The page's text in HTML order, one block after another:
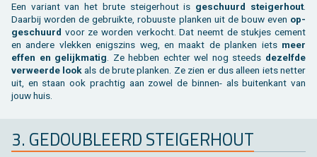
Een va­ri­ant van het brute stei­ger­hout is ge­schuurd stei­ger­hout.
Daar­bij wor­den de ge­bruik­te, ro­buus­te plan­ken uit de bouw even op­
ge­schuurd voor ze wor­den ver­kocht. Dat neemt de stuk­jes ce­ment
en an­de­re vlek­ken enigs­zins weg, en maakt de plan­ken iets meer
effen en ge­lijk­ma­tig. Ze heb­ben ech­ter wel nog steeds de­zelf­de
ver­weer­de lookals de brute plan­ken. Ze zien er dus al­leen iets net­ter
uit, en staan ook prach­tig aan zowel de bin­nen- als bui­ten­kant van
jouw huis.
3. GE­DOU­BLEERD STEI­GER­HOUT